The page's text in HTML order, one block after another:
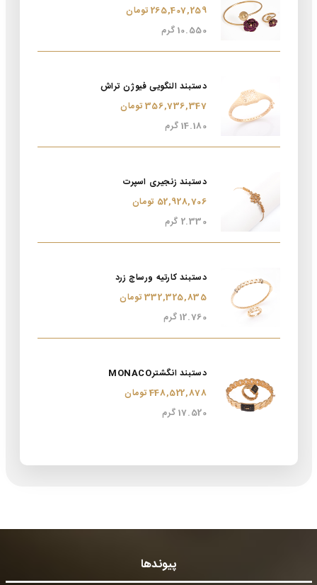
265,407,259 تومان
10.550 گرم
دستبند النگویی فیوژن تراش
356,736,347 تومان
14.180 گرم
دستبند زنجیری اسپرت
52,928,706 تومان
2.330 گرم
دستبند کارتیه ورساچ زرد
332,325,835 تومان
12.760 گرم
دستبند انگشترMONACO
448,522,878 تومان
17.520 گرم
پیوندها